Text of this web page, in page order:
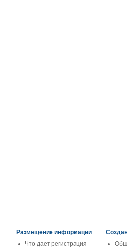
Размещение информации
Что дает регистрация